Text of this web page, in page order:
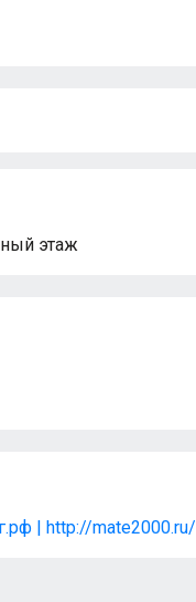
этаж
| http://mate2000.ru/